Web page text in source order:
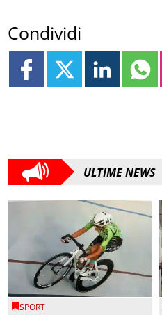
Condividi
ULTIME NEWS
SPORT